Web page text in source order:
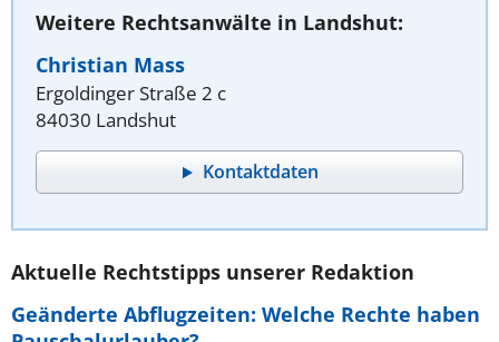
Weitere Rechtsanwälte in Landshut:
Christian Mass
Ergoldinger Straße 2 c
84030 Landshut
Kontaktdaten
Aktuelle Rechtstipps unserer Redaktion
Geänderte Abflugzeiten: Welche Rechte haben